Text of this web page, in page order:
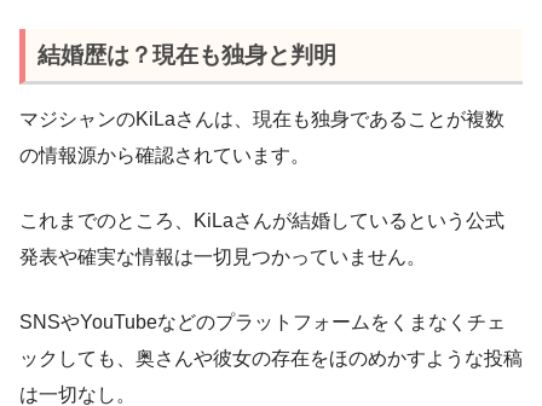
結婚歴は？現在も独身と判明
マジシャンのKiLaさんは、現在も独身であることが複数
の情報源から確認されています。
これまでのところ、KiLaさんが結婚しているという公式
発表や確実な情報は一切見つかっていません。
SNSやYouTubeなどのプラットフォームをくまなくチェ
ックしても、奥さんや彼女の存在をほのめかすような投稿
は一切なし。